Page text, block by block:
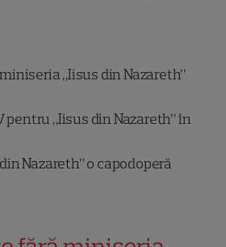
„Iisus din Nazareth”
pentru „Iisus din Nazareth” în
Nazareth” o capodoperă